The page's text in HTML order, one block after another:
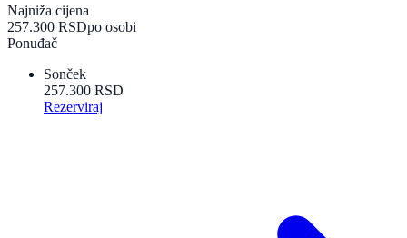
Najniža cijena
257.300 RSDpo osobi
Ponuđač
Sonček
257.300 RSD
Rezerviraj